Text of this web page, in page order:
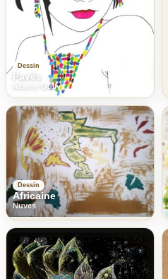
Dessin
Pavés
Arsene Gully
Dessin
Africaine
Nuves